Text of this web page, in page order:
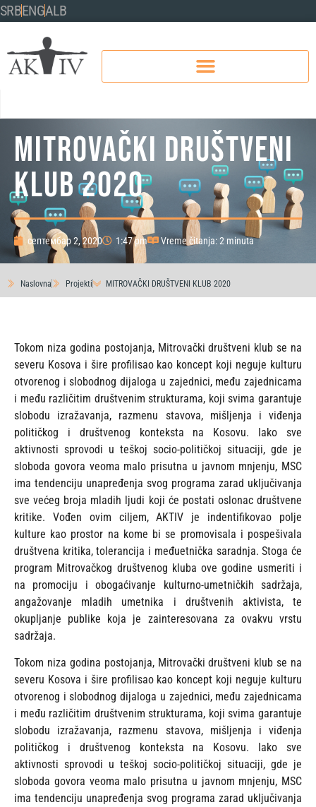
SRBENGALB
MITROVAČKI DRUŠTVENI
KLUB 2020
септембар 2, 2020 1:47 pm Vreme čitanja: 2 minuta
Naslovna Projekti MITROVAČKI DRUŠTVENI KLUB 2020
Tokom niza godina postojanja, Mitrovački društveni klub se na
severu Kosova i šire profilisao kao koncept koji neguje kulturu
otvorenog i slobodnog dijaloga u zajednici, među zajednicama
i među različitim društvenim strukturama, koji svima garantuje
slobodu izražavanja, razmenu stavova, mišljenja i viđenja
političkog i društvenog konteksta na Kosovu. Iako sve
aktivnosti sprovodi u teškoj socio-političkoj situaciji, gde je
sloboda govora veoma malo prisutna u javnom mnjenju, MSC
ima tendenciju unapređenja svog programa zarad uključivanja
sve većeg broja mladih ljudi koji će postati oslonac društvene
kritike. Vođen ovim ciljem, AKTIV je indentifikovao polje
kulture kao prostor na kome bi se promovisala i pospešivala
društvena kritika, tolerancija i međuetnička saradnja. Stoga će
program Mitrovačkog društvenog kluba ove godine usmeriti i
na promociju i obogaćivanje kulturno-umetničkih sadržaja,
angažovanje mladih umetnika i društvenih aktivista, te
okupljanje publike koja je zainteresovana za ovakvu vrstu
sadržaja.
Tokom niza godina postojanja, Mitrovački društveni klub se na
severu Kosova i šire profilisao kao koncept koji neguje kulturu
otvorenog i slobodnog dijaloga u zajednici, među zajednicama
i među različitim društvenim strukturama, koji svima garantuje
slobodu izražavanja, razmenu stavova, mišljenja i viđenja
političkog i društvenog konteksta na Kosovu. Iako sve
aktivnosti sprovodi u teškoj socio-političkoj situaciji, gde je
sloboda govora veoma malo prisutna u javnom mnjenju, MSC
ima tendenciju unapređenja svog programa zarad uključivanja